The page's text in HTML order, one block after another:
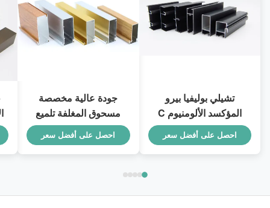
تشيلي بوليفيا بيرو
المؤكسد الألومنيوم C
الشخصي لسحب الألمنيوم
احصل على أفضل سعر
جودة عالية مخصصة
مسحوق المغلفة تلميع
الألومنيوم مطبخ مجلس
الوزراء الملف الشخصي
احصل على أفضل سعر